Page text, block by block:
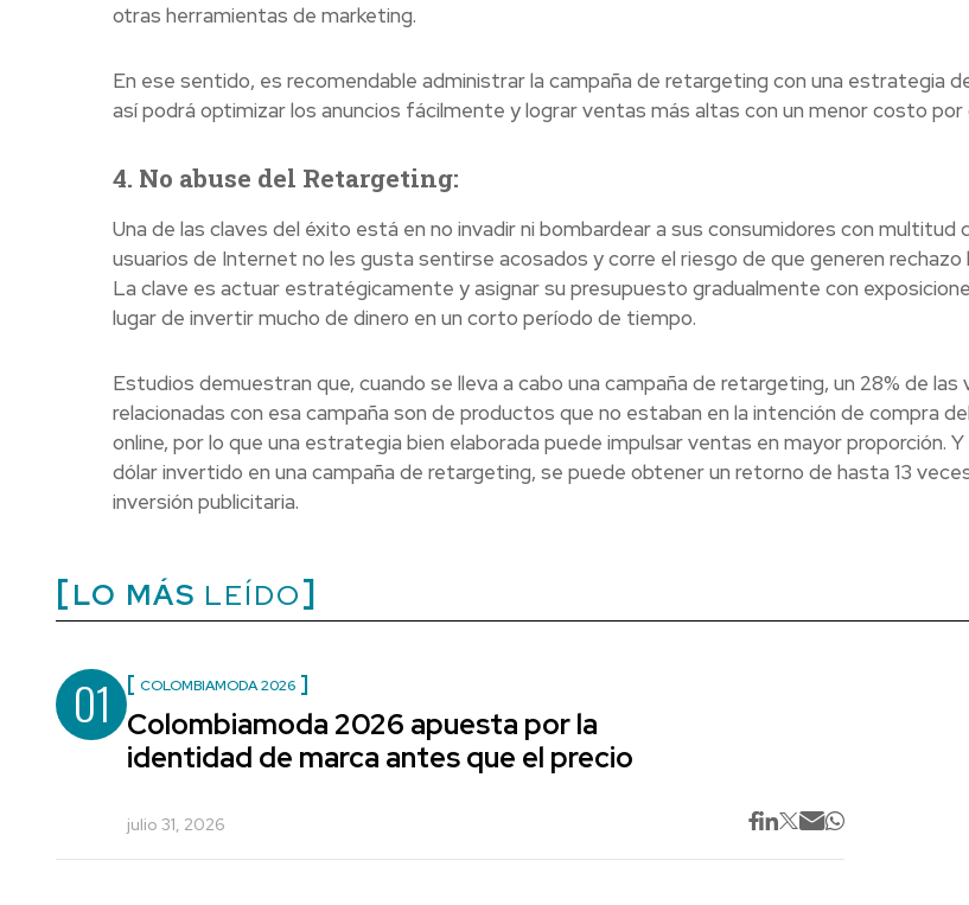
otras herramientas de marketing.
En ese sentido, es recomendable administrar la campaña de retargeting con una estrategia
así podrá optimizar los anuncios fácilmente y lograr ventas más altas con un menor costo por
4. No abuse del Retargeting:
Una de las claves del éxito está en no invadir ni bombardear a sus consumidores con multitud
usuarios de Internet no les gusta sentirse acosados y corre el riesgo de que generen rechazo
La clave es actuar estratégicamente y asignar su presupuesto gradualmente con
lugar de invertir mucho de dinero en un corto período de tiempo.
Estudios demuestran que, cuando se lleva a cabo una campaña de retargeting, un 28% de las
relacionadas con esa campaña son de productos que no estaban en la intención de compra
online, por lo que una estrategia bien elaborada puede impulsar ventas en mayor proporción.
dólar invertido en una campaña de retargeting, se puede obtener un retorno de hasta 13
inversión publicitaria.
LO MÁS LEÍDO
01 COLOMBIAMODA 2026
Colombiamoda 2026 apuesta por la
identidad de marca antes que el precio
julio 31, 2026